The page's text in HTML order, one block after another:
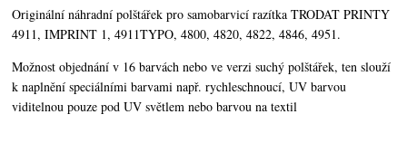
Originální náhradní polštářek pro samobarvicí razítka TRODAT PRINTY
4911, IMPRINT 1, 4911TYPO, 4800, 4820, 4822, 4846, 4951.
Možnost objednání v 16 barvách nebo ve verzi suchý polštářek,ten slouží
k naplnění speciálními barvami např. rychleschnoucí, UV barvou
viditelnou pouze pod UV světlem nebo barvou na textil